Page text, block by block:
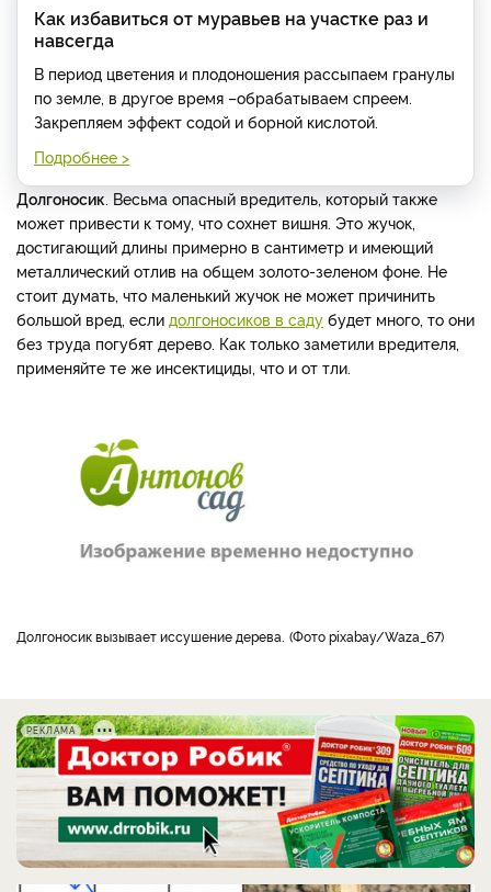
Как избавиться от муравьев на участке раз и
навсегда
В период цветения и плодоношения рассыпаем гранулы
по земле, в другое время –обрабатываем спреем.
Закрепляем эффект содой и борной кислотой.
Подробнее >
Долгоносик. Весьма опасный вредитель, который также
может привести к тому, что сохнет вишня. Это жучок,
достигающий длины примерно в сантиметр и имеющий
металлический отлив на общем золото-зеленом фоне. Не
стоит думать, что маленький жучок не может причинить
большой вред, если долгоносиков в саду будет много, то они
без труда погубят дерево. Как только заметили вредителя,
применяйте те же инсектициды, что и от тли.
Долгоносик вызывает иссушение дерева. Фото pixabay/Waza_67
РЕКЛАМА